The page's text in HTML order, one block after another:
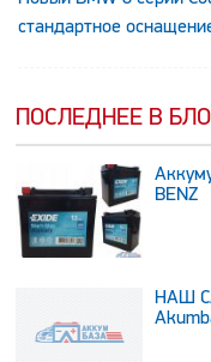
стандартное
ПОСЛЕДНЕЕ В
BENZ
НАШ